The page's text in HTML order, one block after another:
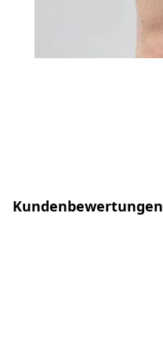
Kundenbewertungen